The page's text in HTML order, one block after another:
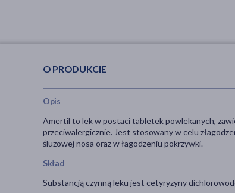
O PRODUKCIE
Opis
Amertil to lek w postaci tabletek powlekanych,
przeciwalergicznie. Jest stosowany w celu
śluzowej nosa oraz w łagodzeniu pokrzywki.
Skład
Substancją czynną leku jest cetyryzyny